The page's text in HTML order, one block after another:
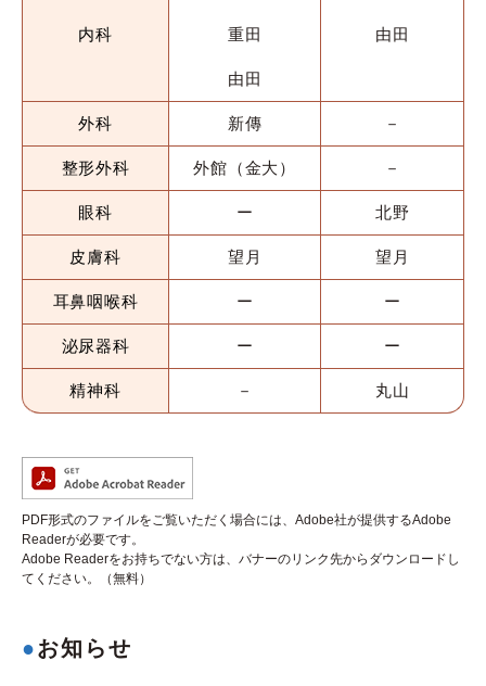
内科 重田
由田
由田
外科 新傳 －
整形外科 外館（金大） －
眼科 ー 北野
皮膚科 ​望月 望月
耳鼻咽喉科 ー ー
泌尿器科 ー ー
精神科 － 丸山
PDF形式のファイルをご覧いただく場合には、Adobe社が提供するAdobe
Readerが必要です。
Adobe Readerをお持ちでない方は、バナーのリンク先からダウンロードし
てください。（無料）
お知らせ